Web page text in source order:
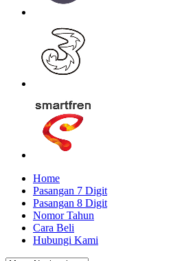
Home
Pasangan 7 Digit
Pasangan 8 Digit
Nomor Tahun
Cara Beli
Hubungi Kami